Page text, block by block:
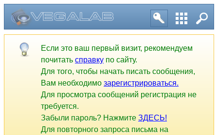
Если это ваш первый визит, рекомендуем
почитать справку по сайту.
Для того, чтобы начать писать сообщения,
Вам необходимо зарегистрироваться.
Для просмотра сообщений регистрация не
требуется.
Забыли пароль? Нажмите ЗДЕСЬ!
Для повторного запроса письма на